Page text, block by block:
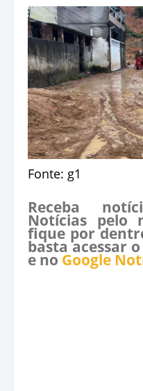
Fonte: g1
Receba
Notícias pelo
fique por
basta acessar
e no Google